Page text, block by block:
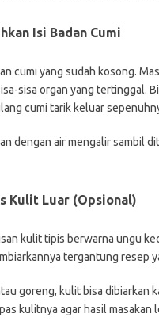
Isi Badan Cumi
cumi yang sudah kosong.
sisa organ yang tertinggal.
cumi tarik keluar
dengan air mengalir sambil
Kulit Luar (Opsional)
kulit tipis berwarna ungu
tergantung resep
goreng, kulit bisa dibiarkan
kulitnya agar hasil